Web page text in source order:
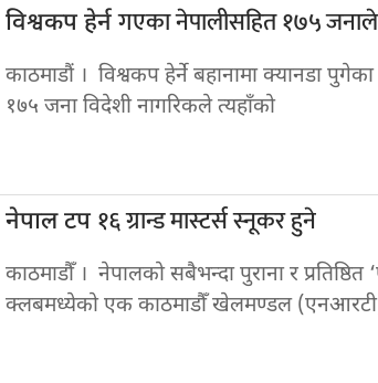
विश्वकप हेर्नगएका नेपालीसहित १७५
काठमाडौं । विश्वकप हेर्ने बहानामा क्यानडा
१७५ जना विदेशी नागरिकले त्यहाँको
नेपाल टप १६ ग्रान्ड मास्टर्स स्नूकर हुने
काठमाडौँ । नेपालको सबैभन्दा पुराना र
क्लबमध्येको एक काठमाडौँ खेलमण्डल